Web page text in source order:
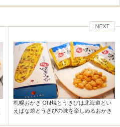
NEXT
札幌おかき Oh!焼とうきびは北海道とい
えばな焼とうきびの味を楽しめるおかき